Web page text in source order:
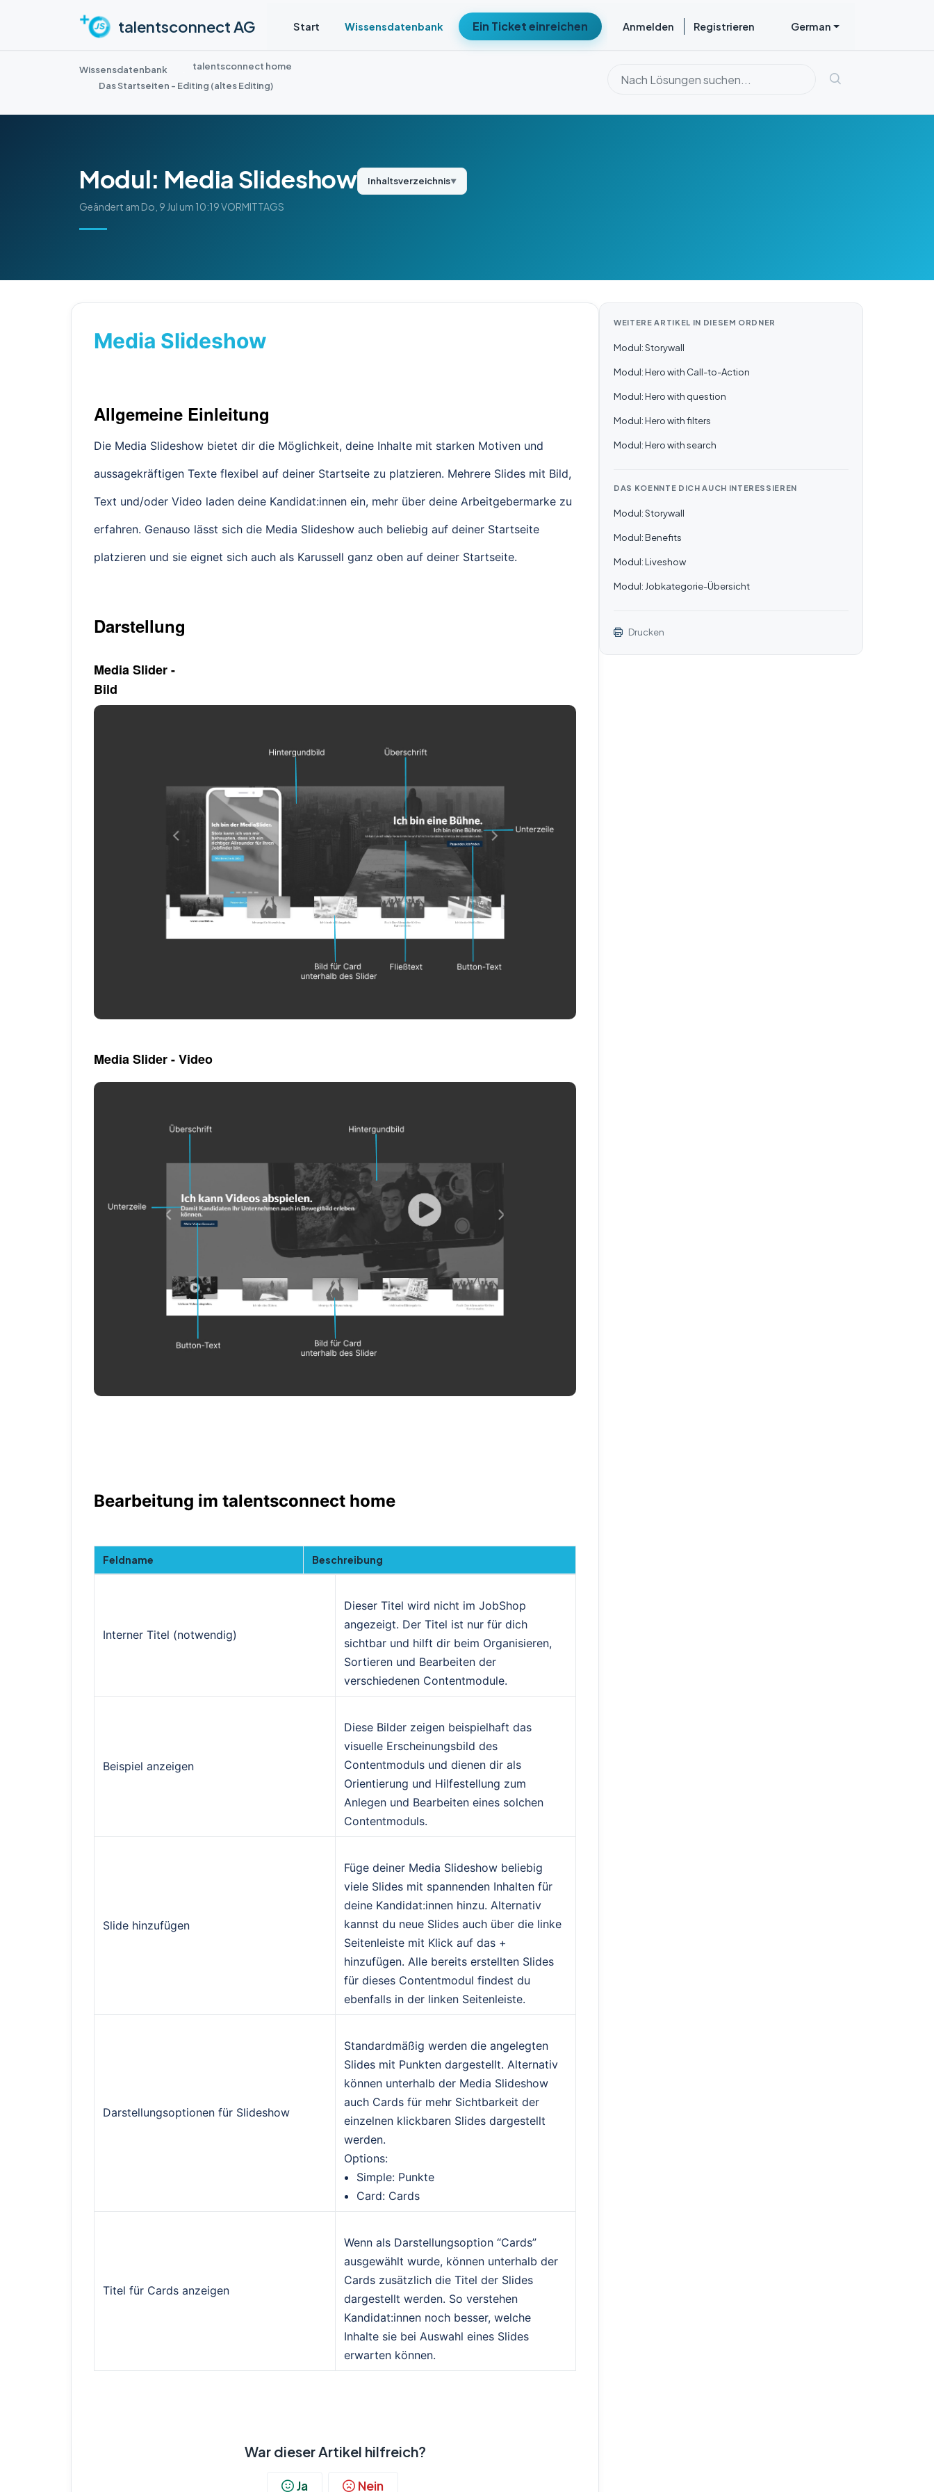
talentsconnect AG Start Wissensdatenbank Ein Ticket einreichen Anmelden Registrieren German
Wissensdatenbank
talentsconnect home
Das Startseiten - Editing (altes Editing)
Modul: Media Slideshow
Geändert am Do, 9 Jul um 10:19 VORMITTAGS
Inhaltsverzeichnis▼
Media Slideshow
Allgemeine Einleitung
Die Media Slideshow bietet dir die Möglichkeit, deine Inhalte mit starken Motiven und
aussagekräftigen Texte flexibel auf deiner Startseite zu platzieren. Mehrere Slides mit Bild,
Text und/oder Video laden deine Kandidat:innen ein, mehr über deine Arbeitgebermarke zu
erfahren. Genauso lässt sich die Media Slideshow auch beliebig auf deiner Startseite
platzieren und sie eignet sich auch als Karussell ganz oben auf deiner Startseite.
Darstellung
Media Slider -
Bild
Media Slider - Video
Bearbeitung im talentsconnect home
Feldname Beschreibung
Interner Titel (notwendig)
Dieser Titel wird nicht im JobShop
angezeigt. Der Titel ist nur für dich
sichtbar und hilft dir beim Organisieren,
Sortieren und Bearbeiten der
verschiedenen Contentmodule.
Beispiel anzeigen
Diese Bilder zeigen beispielhaft das
visuelle Erscheinungsbild des
Contentmoduls und dienen dir als
Orientierung und Hilfestellung zum
Anlegen und Bearbeiten eines solchen
Contentmoduls.
Slide hinzufügen
Füge deiner Media Slideshow beliebig
viele Slides mit spannenden Inhalten für
deine Kandidat:innen hinzu. Alternativ
kannst du neue Slides auch über die linke
Seitenleiste mit Klick auf das +
hinzufügen. Alle bereits erstellten Slides
für dieses Contentmodul findest du
ebenfalls in der linken Seitenleiste.
Darstellungsoptionen für Slideshow
Standardmäßig werden die angelegten
Slides mit Punkten dargestellt. Alternativ
können unterhalb der Media Slideshow
auch Cards für mehr Sichtbarkeit der
einzelnen klickbaren Slides dargestellt
werden.
Options:
Simple: Punkte
Card: Cards
Titel für Cards anzeigen
Wenn als Darstellungsoption “Cards”
ausgewählt wurde, können unterhalb der
Cards zusätzlich die Titel der Slides
dargestellt werden. So verstehen
Kandidat:innen noch besser, welche
Inhalte sie bei Auswahl eines Slides
erwarten können.
War dieser Artikel hilfreich?
Nein
Ja
WEITERE ARTIKEL IN DIESEM ORDNER
Modul: Storywall
Modul: Hero with Call-to-Action
Modul: Hero with question
Modul: Hero with filters
Modul: Hero with search
DAS KOENNTE DICH AUCH INTERESSIEREN
Modul: Storywall
Modul: Benefits
Modul: Liveshow
Modul: Jobkategorie-Übersicht
Drucken